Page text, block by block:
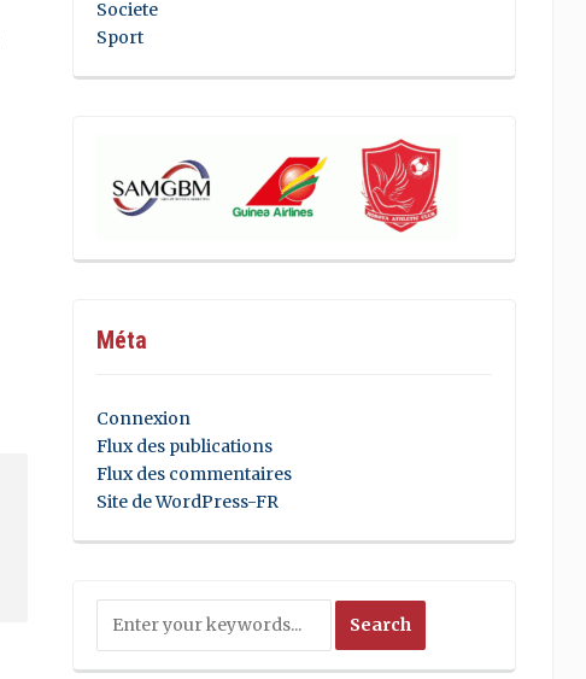
Societe
Sport
Méta
Connexion
Flux des publications
Flux des commentaires
Site de WordPress-FR